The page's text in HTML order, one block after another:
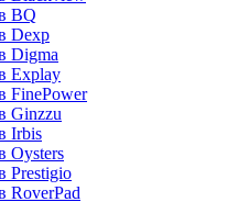
BQ
Dexp
Digma
Explay
FinePower
Ginzzu
Irbis
Oysters
Prestigio
RoverPad